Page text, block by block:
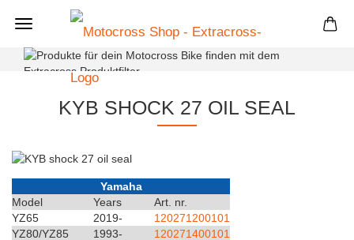
KYB SHOCK 27 OIL SEAL
Yamaha
Model
Years
Art. nr.
YZ65
2019-
120271200101
YZ80/YZ85
1993-
120271400101